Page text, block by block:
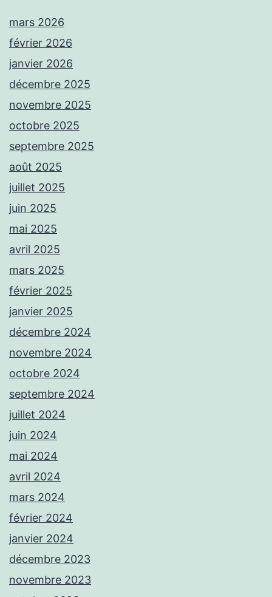
mars 2026
février 2026
janvier 2026
décembre 2025
novembre 2025
octobre 2025
septembre 2025
août 2025
juillet 2025
juin 2025
mai 2025
avril 2025
mars 2025
février 2025
janvier 2025
décembre 2024
novembre 2024
octobre 2024
septembre 2024
juillet 2024
juin 2024
mai 2024
avril 2024
mars 2024
février 2024
janvier 2024
décembre 2023
novembre 2023